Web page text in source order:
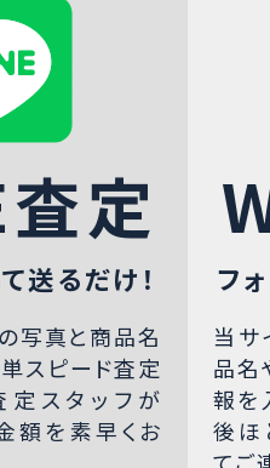
定
送るだけ！
写真と商品名
スピード査定
定スタッフが
額を素早くお
フ
当サ
品名
報を
後ほ
てご